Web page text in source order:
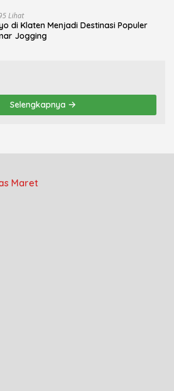
Lihat
di Klaten Menjadi Destinasi Populer
Jogging
Selengkapnya
Maret